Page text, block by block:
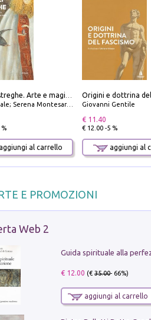
Serena Montesarchio
al carrello
Origini e dottrina
Giovanni Gentile
€ 11.40
€ 12.00 -5 %
aggiungi al
E PROMOZIONI
Web 2
Guida spirituale alla
€ 12.00 (€35.00- 66%)
aggiungi al carrello